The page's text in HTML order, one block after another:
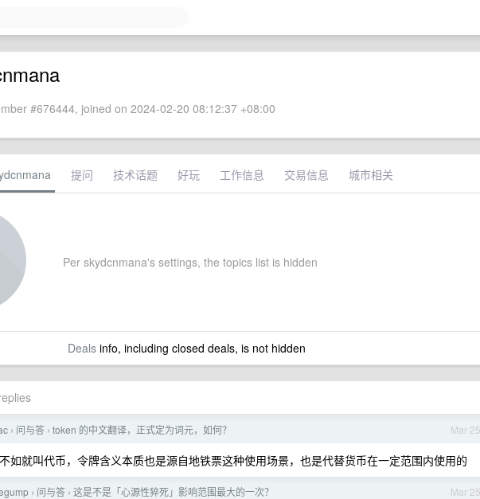
#676444, joined on 2024-02-20 08:12:37 +08:00
提问 技术话题 好玩 工作信息 交易信息 城市相关
Per skydcnmana's settings, the topics list is hidden
Dealsinfo, including closed deals, is not hidden
Mar 25
› 问与答 › token 的中文翻译，正式定为词元，如何？
如就叫代币，令牌含义本质也是源自地铁票这种使用场景，也是代替货币在一定范围内使用的
Mar 25
› 问与答 › 这是不是「心源性猝死」影响范围最大的一次？